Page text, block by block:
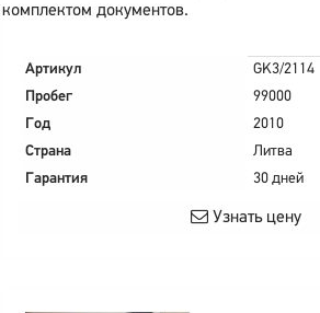
комплектом документов.
Артикул
GK3/2114
Пробег
99000
Год
2010
Страна
Литва
Гарантия
30 дней
Узнать цену